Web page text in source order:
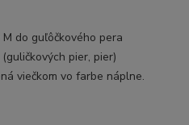
M do guľôčkového pera
pier, pier)
viečkom vo farbe náplne.